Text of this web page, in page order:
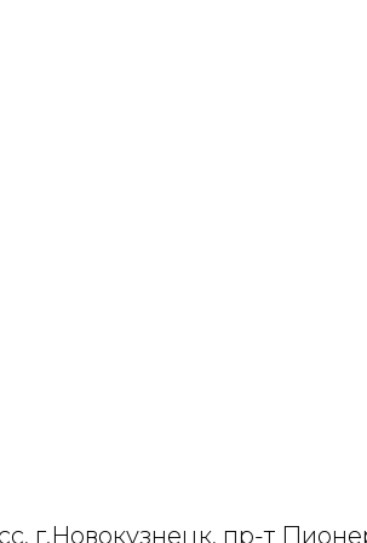
г.Новокузнецк, пр-т